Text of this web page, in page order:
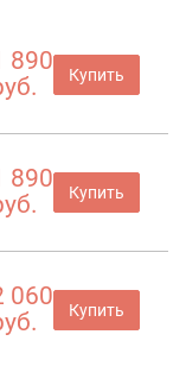
890
Купить
890
Купить
060
Купить